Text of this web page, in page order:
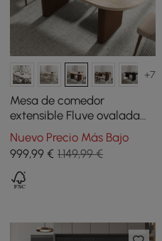
+7
Mesa de comedor
extensible Fluve ovalada
160 - 200 cm travertino
mate
Nuevo Precio Más Bajo
999,99 € 1.149,99 €